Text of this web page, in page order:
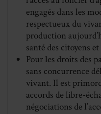
engagés dans les
respectueux du
production
santé des citoyens et
Pour les droits des
sans concurrence
vivant. Il est
accords de libre-
négociations de